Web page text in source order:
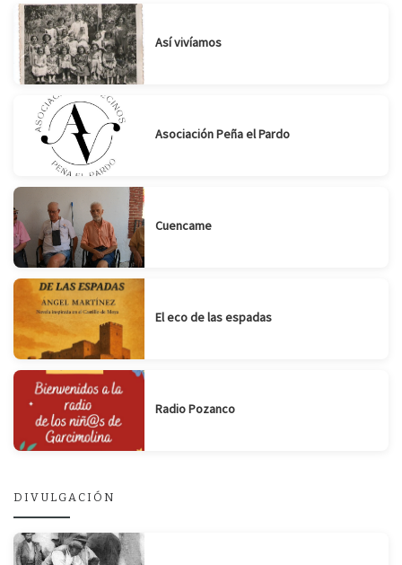
Así vivíamos
Asociación Peña el Pardo
Cuencame
El eco de las espadas
Radio Pozanco
DIVULGACIÓN
Suscribirse